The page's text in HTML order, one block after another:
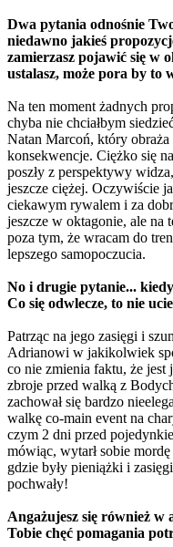
Dwa pytania odnośnie
niedawno jakieś
zamierzasz pojawić się w
ustalasz, może pora by to
Na ten moment żadnych
chyba nie chciałbym
Natan Marcoń, który
konsekwencje. Ciężko się
poszły z perspektywy
jeszcze ciężej. Oczywiście
ciekawym rywalem i za
jeszcze w oktagonie, ale na
poza tym, że wracam do
lepszego samopoczucia.
No i drugie pytanie...
Co się odwlecze, to nie
Patrząc na jego zasięgi i
Adrianowi w jakikolwiek
co nie zmienia faktu, że jest
zbroje przed walką z
zachował się bardzo
walkę co-main event na
czym 2 dni przed
mówiąc, wytarł sobie
gdzie były pieniążki i
pochwały!
Angażujesz się również
Tobie chęć pomagania